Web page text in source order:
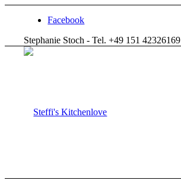
Facebook
Stephanie Stoch - Tel. +49 151 42326169